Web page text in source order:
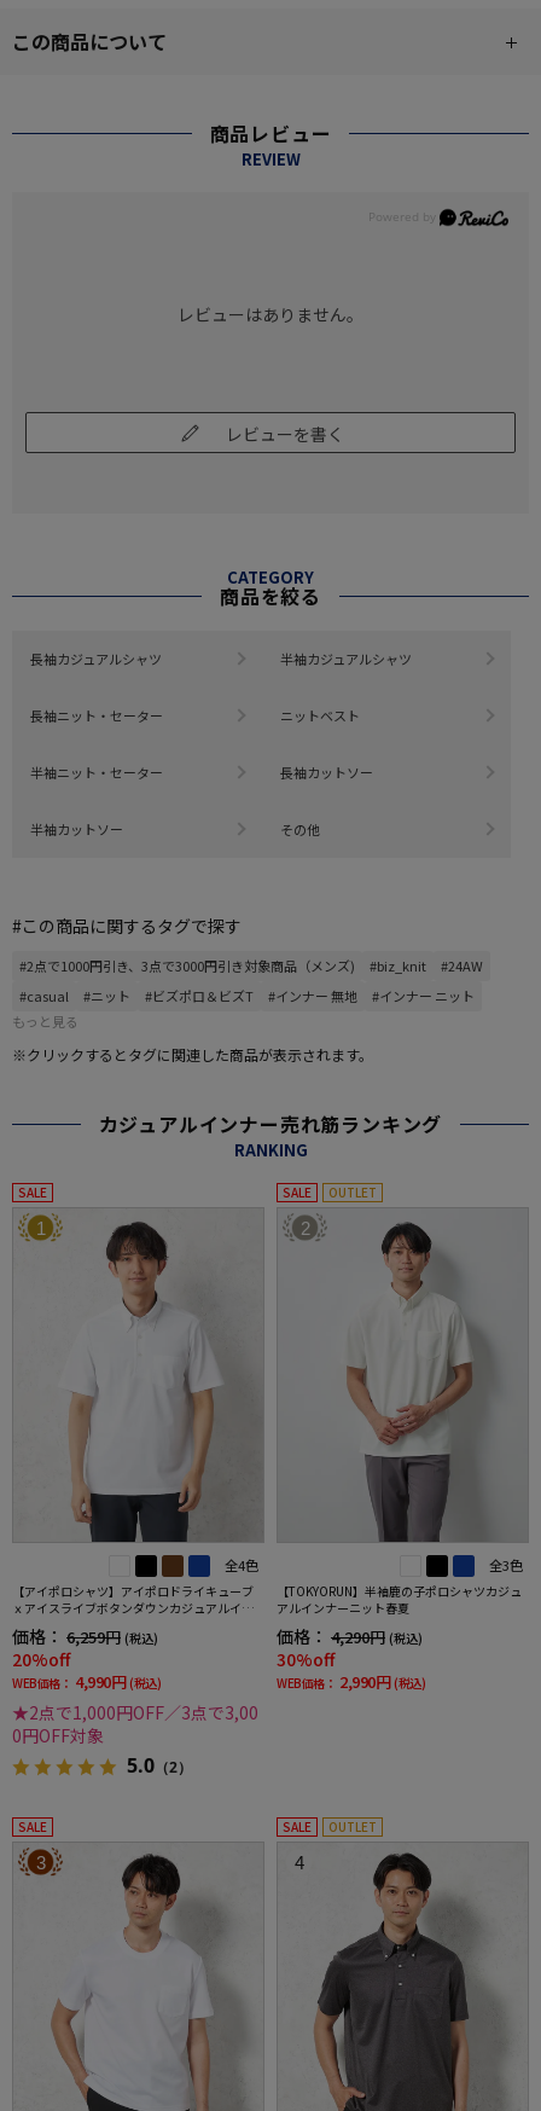
この商品について
商品レビュー
REVIEW
レビューはありません。
レビューを書く
CATEGORY
商品を絞る
長袖カジュアルシャツ 半袖カジュアルシャツ
長袖ニット・セーター ニットベスト
半袖ニット・セーター 長袖カットソー
半袖カットソー その他
#この商品に関するタグで探す
#2点で1000円引き、3点で3000円引き対象商品（メンズ) #biz_knit
#24AW
#casual
#ニット #ビズポロ＆ビズT #インナー 無地
#インナー ニット
もっと見る
※クリックするとタグに関連した商品が表示されます。
カジュアルインナー売れ筋ランキング
RANKING
SALE
1
全4色
【アイポロシャツ】アイポロドライキューブ
ｘアイスライブボタンダウンカジュアルイン
夏
価格： 6,259円 (税込)
20%off
WEB価格： 4,990円 (税込)
★2点で1,000円OFF／3点で3,00
0円OFF対象
5.0 （2）
SALE OUTLET
2
全3色
【TOKYORUN】半袖鹿の子ポロシャツカジュ
アルインナーニット春夏
価格： 4,290円 (税込)
30%off
WEB価格： 2,990円 (税込)
SALE
3
SALE OUTLET
4